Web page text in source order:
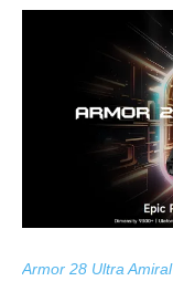
Armor 28 Ultra